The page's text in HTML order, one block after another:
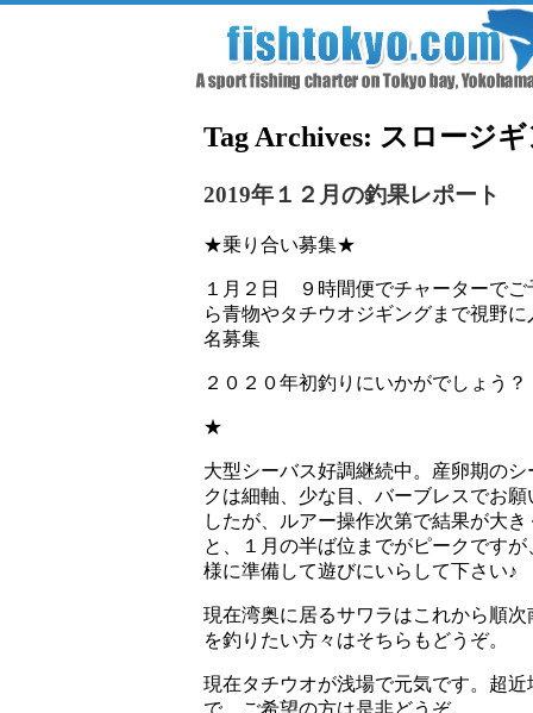
Tag Archives: スロージ
2019年１２月の釣果レポート
★乗り合い募集★
１月２日 ９時間便でチャーターでご
ら青物やタチウオジギングまで視野
名募集
２０２０年初釣りにいかがでしょう？
★
大型シーバス好調継続中。産卵期の
クは細軸、少な目、バーブレスでお
したが、ルアー操作次第で結果が大
と、１月の半ば位までがピークです
様に準備して遊びにいらして下さい♪
現在湾奥に居るサワラはこれから順
を釣りたい方々はそちらもどうぞ。
現在タチウオが浅場で元気です。超
で、ご希望の方は是非どうぞ。